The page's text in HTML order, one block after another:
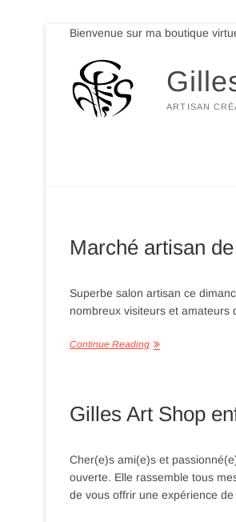
content
Bienvenue sur ma boutique
ARTISAN
Marché artisan
Superbe salon artisan ce
nombreux visiteurs et amateurs
Continue Reading
Gilles Art Shop
Cher(e)s ami(e)s et
ouverte. Elle rassemble tous
de vous offrir une expérience